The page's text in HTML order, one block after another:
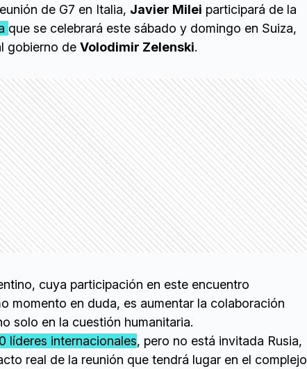
de G7 en Italia, Javier Milei participará de la
que se celebrará este sábado y domingo en Suiza,
gobierno de Volodimir Zelenski.
cuya participación en este encuentro
momento en duda, es aumentar la colaboración
solo en la cuestión humanitaria.
líderes internacionales, pero no está invitada Rusia,
real de la reunión que tendrá lugar en el complejo